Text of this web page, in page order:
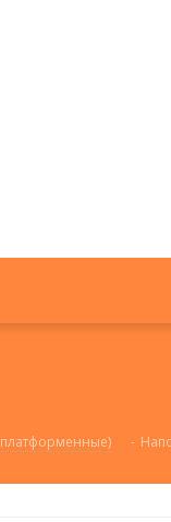
платформенные) -